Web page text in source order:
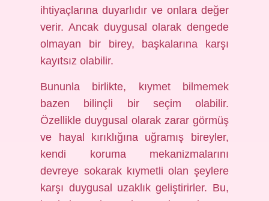
ihtiyaçlarına duyarlıdır ve onlara değer
verir. Ancak duygusal olarak dengede
olmayan bir birey, başkalarına karşı
kayıtsız olabilir.
Bununla birlikte, kıymet bilmemek
bazen bilinçli bir seçim olabilir.
Özellikle duygusal olarak zarar görmüş
ve hayal kırıklığına uğramış bireyler,
kendi koruma mekanizmalarını
devreye sokarak kıymetli olan şeylere
karşı duygusal uzaklık geliştirirler. Bu,